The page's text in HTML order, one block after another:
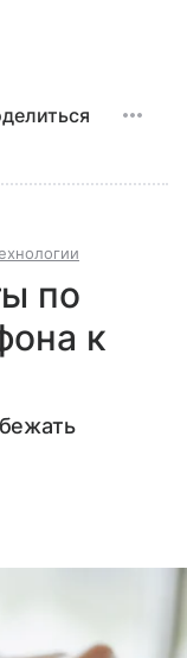
по
к